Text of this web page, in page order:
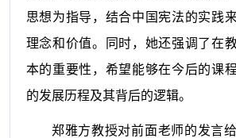
思想为指导，结合中国宪法的实践
理念和价值。同时，她还强调了在
本的重要性，希望能够在今后的课
的发展历程及其背后的逻辑。
郑雅方教授对前面老师的发言